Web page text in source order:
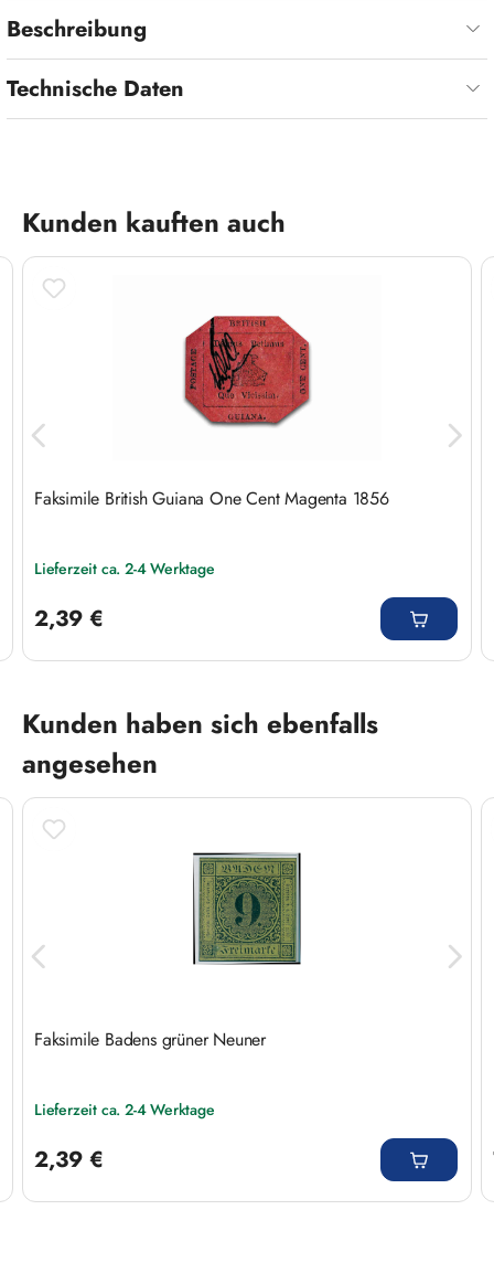
Beschreibung
Technische Daten
Produktgalerie überspringen
Kunden kauften auch
Faksimile British Guiana One Cent Magenta 1856
Lieferzeit ca. 2-4 Werktage
2,39 €
Produktgalerie überspringen
Kunden haben sich ebenfalls
angesehen
Faksimile Badens grüner Neuner
Lieferzeit ca. 2-4 Werktage
2,39 €